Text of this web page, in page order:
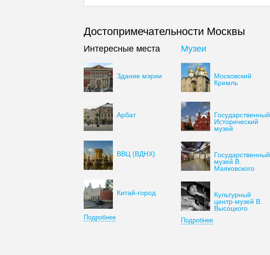
Достопримечательности Москвы
Интересные места
Здание мэрии
Арбат
ВВЦ (ВДНХ)
Китай-город
Подробнее
Музеи
Московский
Кремль
Государственный
Исторический
музей
Государственный
музей В.
Маяковского
Культурный
центр-музей В.
Высоцкого
Подробнее